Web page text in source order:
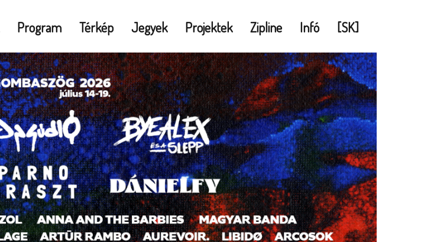
Program Térkép Jegyek Projektek Zipline Infó [SK]